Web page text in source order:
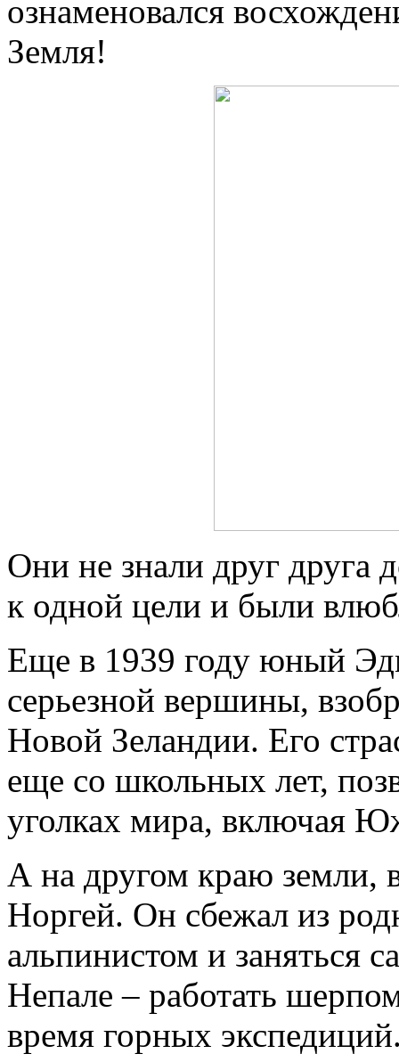
ознаменовался
Земля!
Они не знали друг друга
к одной цели и были
Еще в 1939 году юный
серьезной вершины,
Новой Зеландии. Его
еще со школьных лет,
уголках мира, включая
А на другом краю земли,
Норгей. Он сбежал из
альпинистом и заняться
Непале – работать
время горных